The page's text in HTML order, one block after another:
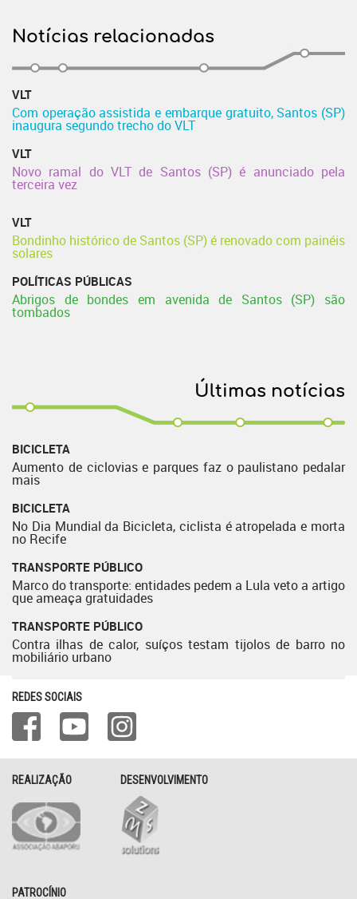
Notícias relacionadas
VLT
Com operação assistida e embarque gratuito, Santos (SP)
inaugura segundo trecho do VLT
VLT
Novo ramal do VLT de Santos (SP) é anunciado pela
terceira vez
VLT
Bondinho histórico de Santos (SP) é renovado com painéis
solares
POLÍTICAS PÚBLICAS
Abrigos de bondes em avenida de Santos (SP) são
tombados
Últimas notícias
BICICLETA
Aumento de ciclovias e parques faz o paulistano pedalar
mais
BICICLETA
No Dia Mundial da Bicicleta, ciclista é atropelada e morta
no Recife
TRANSPORTE PÚBLICO
Marco do transporte: entidades pedem a Lula veto a artigo
que ameaça gratuidades
TRANSPORTE PÚBLICO
Contra ilhas de calor, suíços testam tijolos de barro no
mobiliário urbano
REDES SOCIAIS
REALIZAÇÃO DESENVOLVIMENTO
PATROCÍNIO